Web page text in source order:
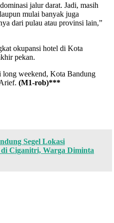
jalur darat. Jadi, masih
mulai banyak juga
dari pulau atau provinsi lain,”
okupansi hotel di Kota
pekan.
long weekend, Kota Bandung
(M1-rob)***
Segel Lokasi
Ciganitri, Warga Diminta